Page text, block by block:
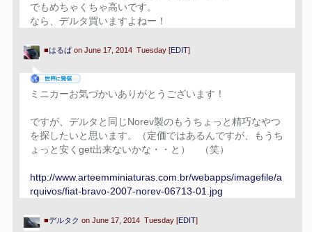
でもめちゃくちゃ高いです。
なら、デルタ買いますよねー！
■はるぱon June 17, 2014 Tuesday [EDIT]
ミニカーお気づかいありがとうございます！
ですが、デルタと同じNorev製のもうちょっと精巧なやつ
を探したいと思います。（定価ではあるんですが、もうち
ょっと安くget出来ないかな・・と） （笑）
http://www.arteemminiaturas.com.br/webapps/imagefile/a
rquivos/fiat-bravo-2007-norev-06713-01.jpg
■デルタク on June 17, 2014 Tuesday [EDIT]